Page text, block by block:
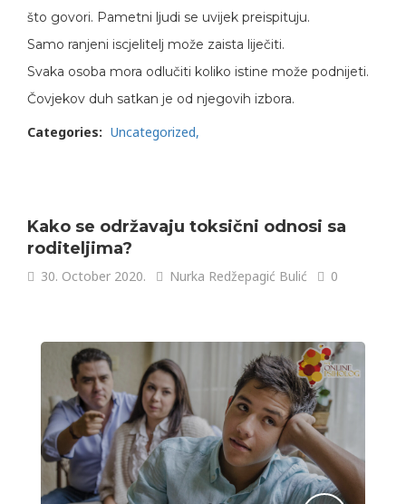
što govori. Pametni ljudi se uvijek preispituju.
Samo ranjeni iscjelitelj može zaista liječiti.
Svaka osoba mora odlučiti koliko istine može podnijeti.
Čovjekov duh satkan je od njegovih izbora.
Categories: Uncategorized
Kako se održavaju toksični odnosi sa
roditeljima?
30. October 2020. Nurka Redžepagić Bulić 0